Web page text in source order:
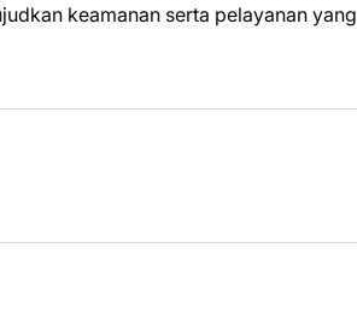
keamanan serta pelayanan yang